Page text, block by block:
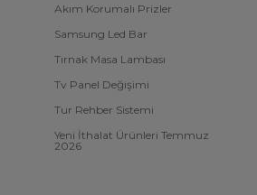
Akım Korumalı Prizler
Samsung Led Bar
Tırnak Masa Lambası
Tv Panel Değişimi
Tur Rehber Sistemi
Yeni İthalat Ürünleri Temmuz
2026